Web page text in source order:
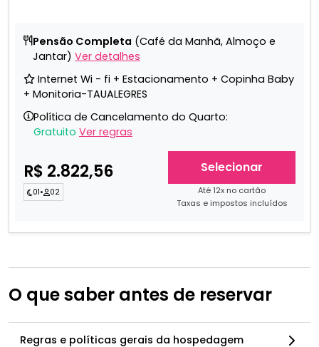
Pensão Completa (Café da Manhã, Almoço e
Jantar) Ver detalhes
Internet Wi - fi + Estacionamento + Copinha Baby
+ Monitoria-TAUALEGRES
Política de Cancelamento do Quarto:
Gratuito Ver regras
R$ 2.822,56
01• 02
Selecionar
Até 12x no cartão
Taxas e impostos incluídos
O que saber antes de reservar
Regras e políticas gerais da hospedagem